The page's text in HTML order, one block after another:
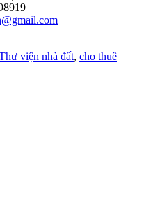
viện nhà đất, cho thuê